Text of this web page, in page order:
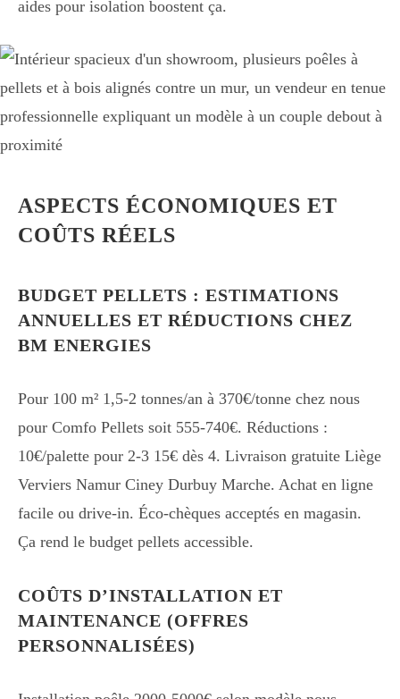
aides pour isolation boostent ça.
ASPECTS ÉCONOMIQUES ET
COÛTS RÉELS
BUDGET PELLETS : ESTIMATIONS
ANNUELLES ET RÉDUCTIONS CHEZ
BM ENERGIES
Pour 100 m² 1,5-2 tonnes/an à 370€/tonne chez nous
pour Comfo Pellets soit 555-740€. Réductions :
10€/palette pour 2-3 15€ dès 4. Livraison gratuite Liège
Verviers Namur Ciney Durbuy Marche. Achat en ligne
facile ou drive-in. Éco-chèques acceptés en magasin.
Ça rend le budget pellets accessible.
COÛTS D’INSTALLATION ET
MAINTENANCE (OFFRES
PERSONNALISÉES)